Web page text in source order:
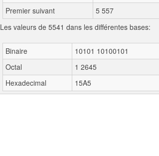
Premier suivant
5 557
Les valeurs de 5541 dans les différentes bases:
Binaire
10101 10100101
Octal
1 2645
Hexadecimal
15A5